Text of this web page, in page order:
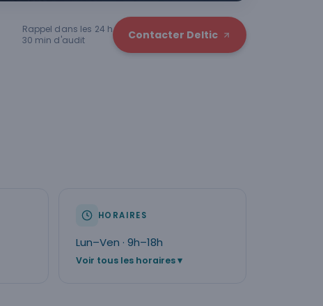
Rappel dans les 24 h
30 min d'audit
Contacter Deltic
HORAIRES
Lun–Ven · 9h–18h
Voir tous les horaires